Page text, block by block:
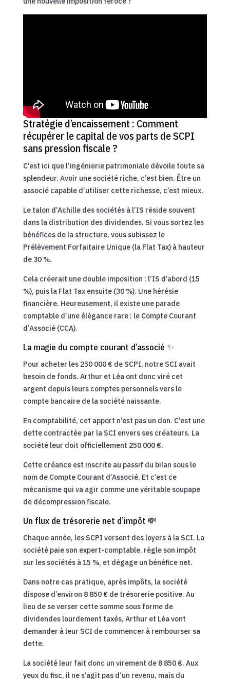
Stratégie d’encaissement : Comment
récupérer le capital de vos parts de SCPI
sans pression fiscale ?
C’est ici que l’ingénierie patrimoniale dévoile toute sa
splendeur. Avoir une société riche, c’est bien. Être un
associé capable d’utiliser cette richesse, c’est mieux.
Le talon d’Achille des sociétés à l’IS réside souvent
dans la distribution des dividendes. Si vous sortez les
bénéfices de la structure, vous subissez le
Prélèvement Forfaitaire Unique (la Flat Tax) à hauteur
de 30 %.
Cela créerait une double imposition : l’IS d’abord (15
%), puis la Flat Tax ensuite (30 %). Une hérésie
financière. Heureusement, il existe une parade
comptable d’une élégance rare : le Compte Courant
d’Associé (CCA).
La magie du compte courant d’associé ✨
Pour acheter les 250 000 € de SCPI, notre SCI avait
besoin de fonds. Arthur et Léa ont donc viré cet
argent depuis leurs comptes personnels vers le
compte bancaire de la société naissante.
En comptabilité, cet apport n’est pas un don. C’est une
dette contractée par la SCI envers ses créateurs. La
société leur doit officiellement 250 000 €.
Cette créance est inscrite au passif du bilan sous le
nom de Compte Courant d’Associé. Et c’est ce
mécanisme qui va agir comme une véritable soupape
de décompression fiscale.
Un flux de trésorerie net d’impôt 💸
Chaque année, les SCPI versent des loyers à la SCI. La
société paie son expert-comptable, règle son impôt
sur les sociétés à 15 %, et dégage un bénéfice net.
Dans notre cas pratique, après impôts, la société
dispose d’environ 8 850 € de trésorerie positive. Au
lieu de se verser cette somme sous forme de
dividendes lourdement taxés, Arthur et Léa vont
demander à leur SCI de commencer à rembourser sa
dette.
La société leur fait donc un virement de 8 850 €. Aux
yeux du fisc, il ne s’agit pas d’un revenu, mais du